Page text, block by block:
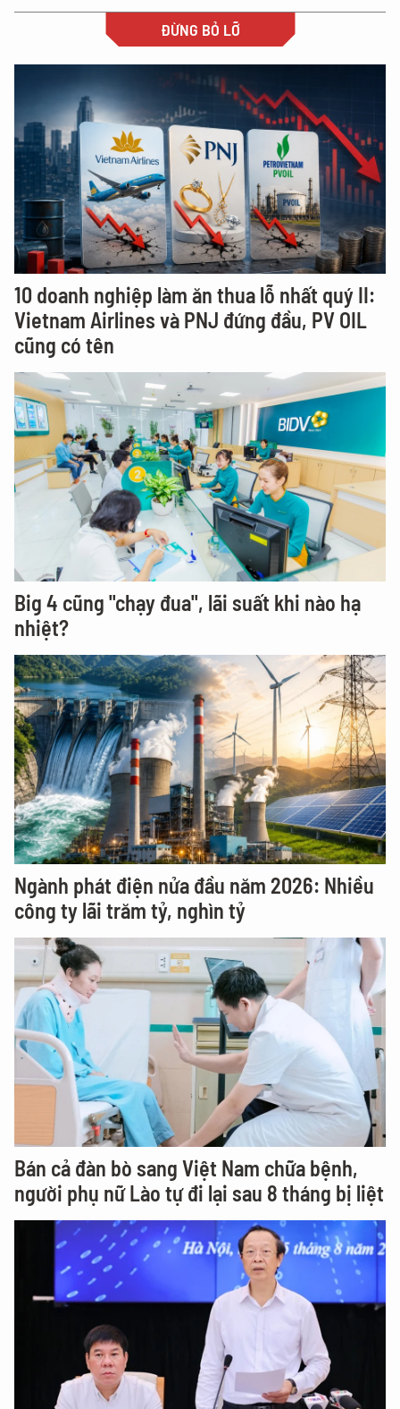
ĐỪNG BỎ LỠ
10 doanh nghiệp làm ăn thua lỗ nhất quý II:
Vietnam Airlines và PNJ đứng đầu, PV OIL
cũng có tên
Big 4 cũng "chạy đua", lãi suất khi nào hạ
nhiệt?
Ngành phát điện nửa đầu năm 2026: Nhiều
công ty lãi trăm tỷ, nghìn tỷ
Bán cả đàn bò sang Việt Nam chữa bệnh,
người phụ nữ Lào tự đi lại sau 8 tháng bị liệt